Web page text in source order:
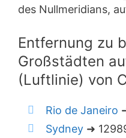
des Nullmeridians,
Entfernung zu
Großstädten
(Luftlinie) von
Rio de Janeiro
Sydney ➜